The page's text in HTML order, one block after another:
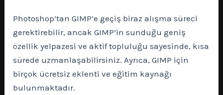
Photoshop’tan GIMP’e geçiş biraz alışma süreci
gerektirebilir, ancak GIMP’in sunduğu geniş
özellik yelpazesi ve aktif topluluğu sayesinde, kısa
sürede uzmanlaşabilirsiniz. Ayrıca, GIMP için
birçok ücretsiz eklenti ve eğitim kaynağı
bulunmaktadır.